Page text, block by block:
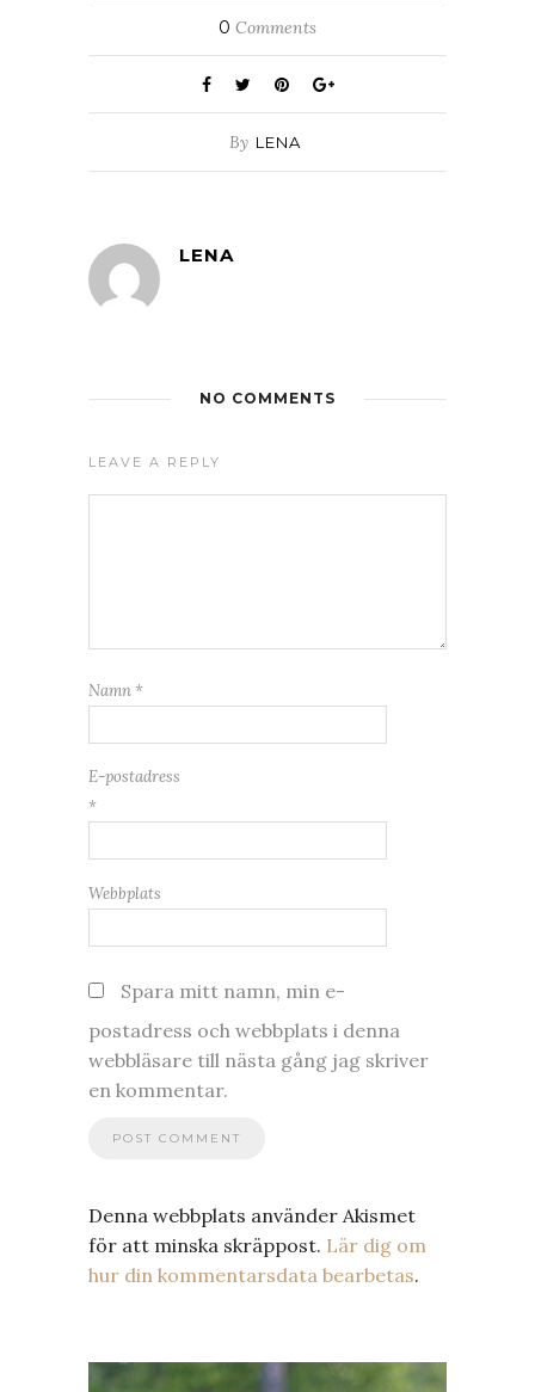
0 Comments
By LENA
LENA
NO COMMENTS
LEAVE A REPLY
Namn *
E-postadress
*
Webbplats
Spara mitt namn, min e-
postadress och webbplats i denna
webbläsare till nästa gång jag skriver
en kommentar.
Denna webbplats använder Akismet
för att minska skräppost. Lär dig om
hur din kommentarsdata bearbetas.